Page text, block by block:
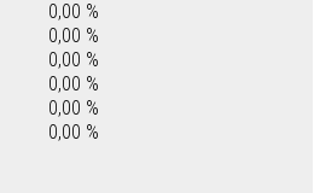
0,00 %
0,00 %
0,00 %
0,00 %
0,00 %
0,00 %